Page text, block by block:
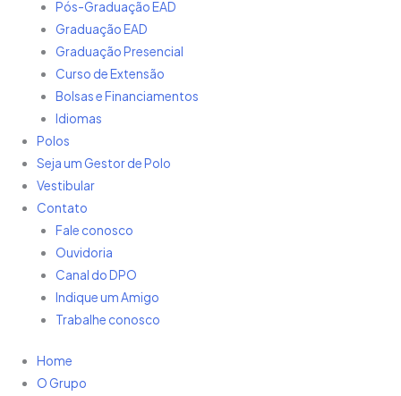
Pós-Graduação EAD
Graduação EAD
Graduação Presencial
Curso de Extensão
Bolsas e Financiamentos
Idiomas
Polos
Seja um Gestor de Polo
Vestibular
Contato
Fale conosco
Ouvidoria
Canal do DPO
Indique um Amigo
Trabalhe conosco
Home
O Grupo